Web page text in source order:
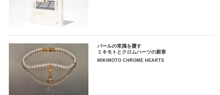
パールの常識を覆す
ミキモトとクロムハーツの新章
MIKIMOTO CHROME HEARTS